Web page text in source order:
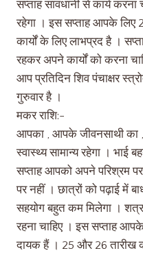
सप्ताह सावधानी से कार्य करना
रहेगा । इस सप्ताह आपके लिए
कार्यों के लिए लाभप्रद है ।
रहकर अपने कार्यों को करना
आप प्रतिदिन शिव पंचाक्षर
गुरुवार है ।
मकर राशि:-
आपका , आपके जीवनसाथी का
स्वास्थ्य सामान्य रहेगा ।
सप्ताह आपको अपने परिश्रम
पर नहीं । छात्रों को पढ़ाई में
सहयोग बहुत कम मिलेगा ।
रहना चाहिए । इस सप्ताह
दायक हैं । 25 और 26 तारीख